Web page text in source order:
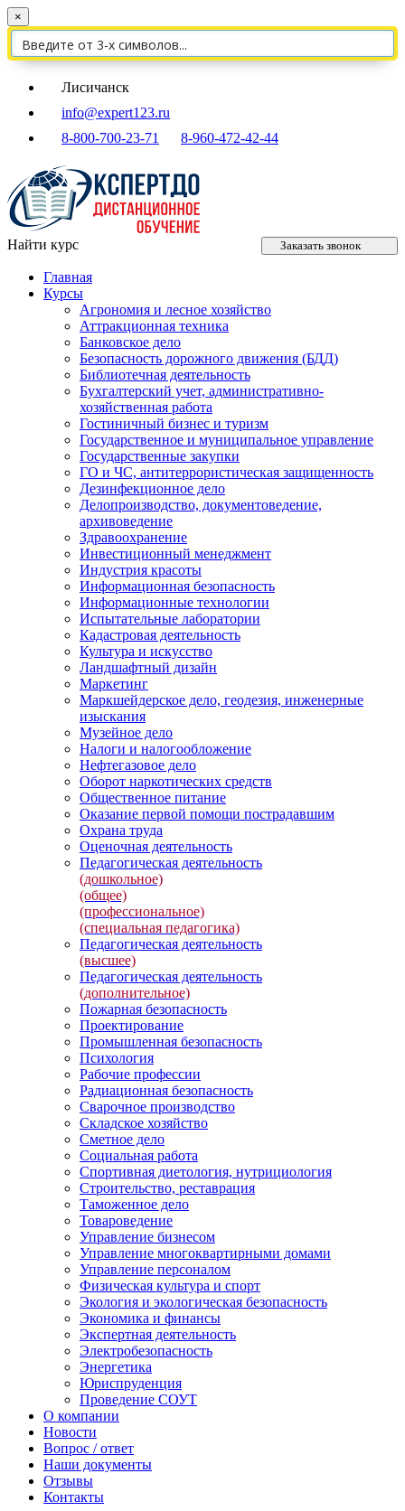
×
Лисичанск
info@expert123.ru
8-800-700-23-71
8-960-472-42-44
Найти курс Заказать звонок
Главная
Курсы
Агрономия и лесное хозяйство
Аттракционная техника
Банковское дело
Безопасность дорожного движения (БДД)
Библиотечная деятельность
Бухгалтерский учет, административно-
хозяйственная работа
Гостиничный бизнес и туризм
Государственное и муниципальное управление
Государственные закупки
ГО и ЧС, антитеррористическая защищенность
Дезинфекционное дело
Делопроизводство, документоведение,
архивоведение
Здравоохранение
Инвестиционный менеджмент
Индустрия красоты
Информационная безопасность
Информационные технологии
Испытательные лаборатории
Кадастровая деятельность
Культура и искусство
Ландшафтный дизайн
Маркетинг
Маркшейдерское дело, геодезия, инженерные
изыскания
Музейное дело
Налоги и налогообложение
Нефтегазовое дело
Оборот наркотических средств
Общественное питание
Оказание первой помощи пострадавшим
Охрана труда
Оценочная деятельность
Педагогическая деятельность
(дошкольное)
(общее)
(профессиональное)
(специальная педагогика)
Педагогическая деятельность
(высшее)
Педагогическая деятельность
(дополнительное)
Пожарная безопасность
Проектирование
Промышленная безопасность
Психология
Рабочие профессии
Радиационная безопасность
Сварочное производство
Складское хозяйство
Сметное дело
Социальная работа
Спортивная диетология, нутрициология
Строительство, реставрация
Таможенное дело
Товароведение
Управление бизнесом
Управление многоквартирными домами
Управление персоналом
Физическая культура и спорт
Экология и экологическая безопасность
Экономика и финансы
Экспертная деятельность
Электробезопасность
Энергетика
Юриспруденция
Проведение СОУТ
О компании
Новости
Вопрос / ответ
Наши документы
Отзывы
Контакты